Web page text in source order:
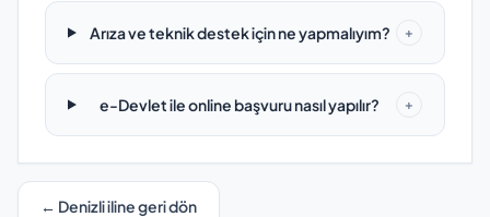
Arıza ve teknik destek için ne yapmalıyım? +
e-Devlet ile online başvuru nasıl yapılır? +
← Denizli iline geri dön